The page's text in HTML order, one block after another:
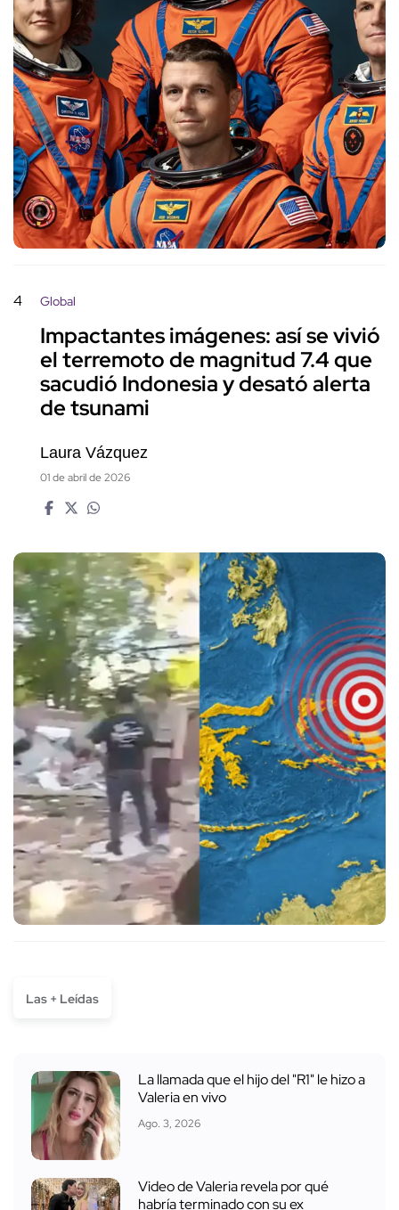
4 Global
Impactantes imágenes: así se vivió
el terremoto de magnitud 7.4 que
sacudió Indonesia y desató alerta
de tsunami
Laura Vázquez
01 de abril de 2026
Las + Leídas
La llamada que el hijo del "R1" le hizo a
Valeria en vivo
Ago. 3, 2026
Video de Valeria revela por qué
habría terminado con su ex